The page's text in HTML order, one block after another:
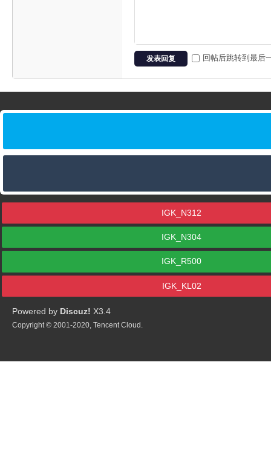
发表回复 回帖后跳转到最后
IGK_N312
IGK_N304
IGK_R500
IGK_KL02
Powered by Discuz! X3.4
Copyright © 2001-2020, Tencent Cloud.